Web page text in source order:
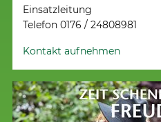
Einsatzleitung
Telefon 0176 / 24808981
Kontakt aufnehmen